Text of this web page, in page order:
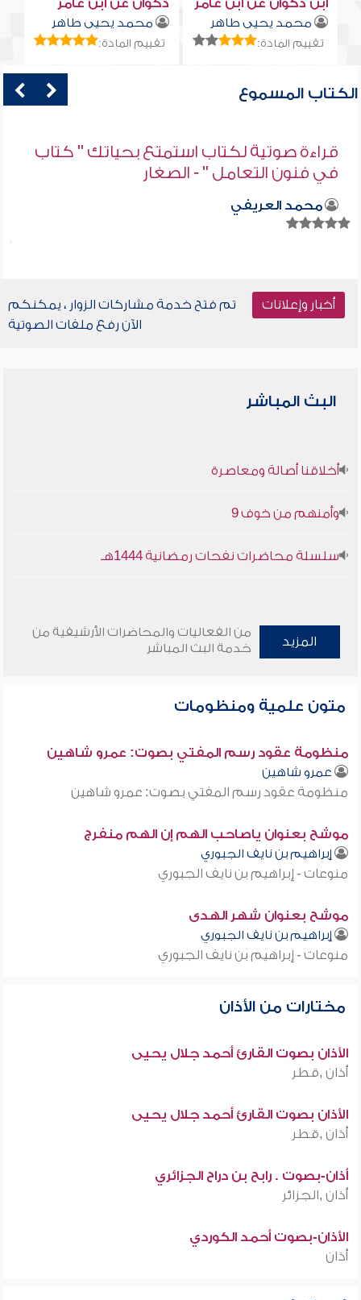
ابن ذكوان عن ابن عامر
محمد يحيى طاهر
تقييم المادة:
ذكوان عن ابن عامر
محمد يحيى طاهر
تقييم المادة:
الكتاب المسموع
قراءة صوتية لكتاب استمتع بحياتك " كتاب
في فنون التعامل " - الصغار
محمد العريفي
أخبار وإعلانات
تم فتح خدمة مشاركات الزوار ، يمكنكم
الآن رفع ملفات الصوتية
البث المباشر
أخلاقنا أصالة ومعاصرة
وأمنهم من خوف 9
سلسلة محاضرات نفحات رمضانية 1444هـ
المزيد
من الفعاليات والمحاضرات الأرشيفية من
خدمة البث المباشر
متون علمية ومنظومات
منظومة عقود رسم المفتي بصوت: عمرو شاهين
عمرو شاهين
منظومة عقود رسم المفتي بصوت: عمرو شاهين
موشح بعنوان ياصاحب الهم إن الهم منفرج
إبراهيم بن نايف الجبوري
منوعات - إبراهيم بن نايف الجبوري
موشح بعنوان شهر الهدى
إبراهيم بن نايف الجبوري
منوعات - إبراهيم بن نايف الجبوري
مختارات من الأذان
الأذان بصوت القارئ أحمد جلال يحيى
أذان ,قطر
الأذان بصوت القارئ أحمد جلال يحيى
أذان ,قطر
أذان-بصوت . رابح بن دراح الجزائري
أذان ,الجزائر
الأذان-بصوت أحمد الكوردي
أذان